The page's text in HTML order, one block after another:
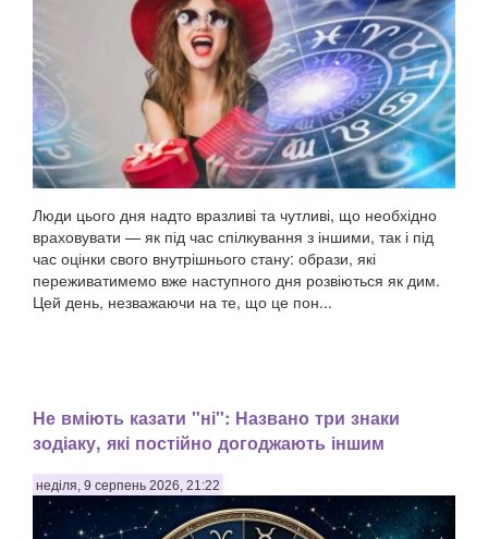
Люди цього дня надто вразливі та чутливі, що необхідно
враховувати — як під час спілкування з іншими, так і під
час оцінки свого внутрішнього стану: образи, які
переживатимемо вже наступного дня розвіються як дим.
Цей день, незважаючи на те, що це пон...
Не вміють казати "ні": Названо три знаки
зодіаку, які постійно догоджають іншим
неділя, 9 серпень 2026, 21:22